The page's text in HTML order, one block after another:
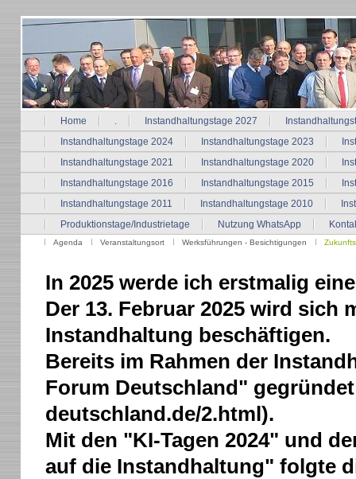
Home . Instandhaltungstage 2027
Instandhaltungstage 2024
Instandhaltungstage 2023
Instandhaltungstage 2021
Instandhaltungstage 2020
Instandhaltungstage 2016
Instandhaltungstage 2015
Instandhaltungstage 2011
Instandhaltungstage 2010
Produktionstage/Industrietage
Nutzung WhatsApp
Agenda Veranstaltungsort Werksführungen - Besichtigungen
In 2025 werde ich erstmalig
Der 13. Februar 2025 wird
Instandhaltung beschäftigen.
Bereits im Rahmen der
Forum Deutschland"
deutschland.de/2.html).
Mit den "KI-Tagen 2024" und
auf die Instandhaltung" folgte